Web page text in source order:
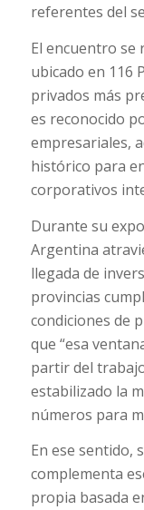
referentes del
El encuentro
ubicado en 116
privados más
es reconocido
empresariales,
histórico para
corporativos
Durante su
Argentina
llegada de
provincias
condiciones de
que “esa
partir del
estabilizado la
números para
En ese sentido,
complementa
propia basada